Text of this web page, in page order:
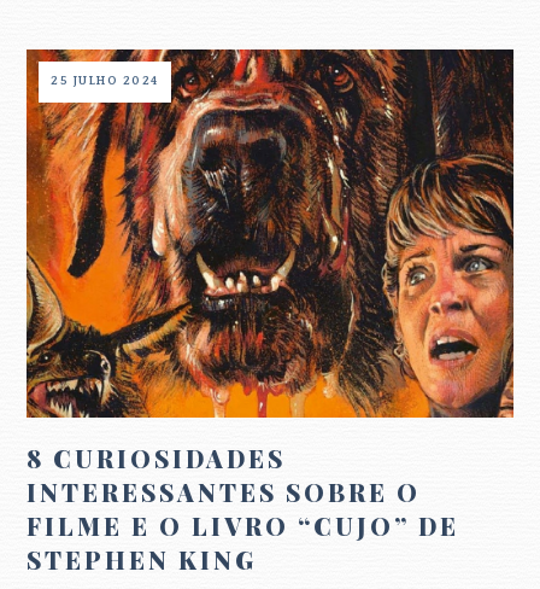
25 JULHO 2024
8 CURIOSIDADES
INTERESSANTES SOBRE O
FILME E O LIVRO “CUJO” DE
STEPHEN KING